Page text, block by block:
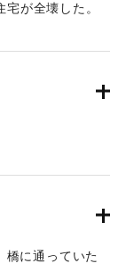
が全壊した。
橋に通っていた